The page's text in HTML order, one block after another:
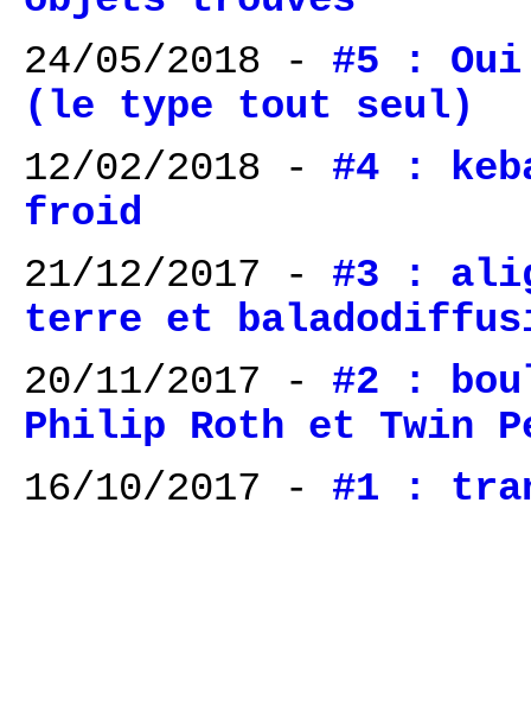
24/05/2018 - #5 :
(le type tout seul)
12/02/2018 - #4 :
froid
21/12/2017 - #3 :
terre et
20/11/2017 - #2 :
Philip Roth et Twin
16/10/2017 - #1 :